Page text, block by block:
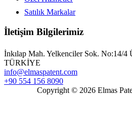
Satılık Markalar
İletişim Bilgilerimiz
İnkılap Mah. Yelkenciler Sok. No:14/
TÜRKİYE
info@elmaspatent.com
+90 554 156 8090
Copyright © 2026 Elmas